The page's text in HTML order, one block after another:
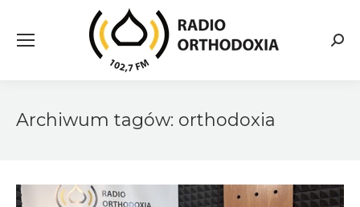
Archiwum tagów: orthodoxia